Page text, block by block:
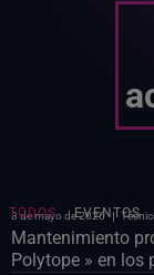
EVENTOS
TODOS
8 de mayo de 2026
Mantenimiento
Polytope » en los